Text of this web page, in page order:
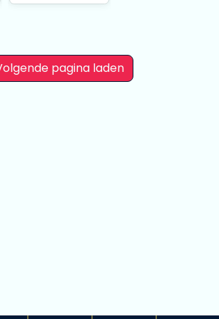
pagina laden